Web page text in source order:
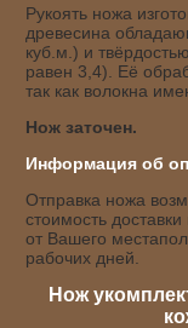
Рукоять ножа
древесина
куб.м.) и
равен 3,4). Её
так как волокна
Нож заточен.
Информация об
Отправка ножа
стоимость
от Вашего
рабочих дней.
Нож